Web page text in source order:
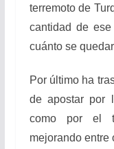
terremoto de
cantidad de
cuánto se
Por último ha
de apostar por
como por el
mejorando entre